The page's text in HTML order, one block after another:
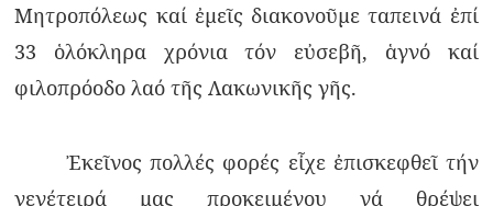
Μητροπόλεως καί ἐμεῖς διακονοῦμε ταπεινά ἐπί
33 ὁλόκληρα χρόνια τόν εὐσεβῆ, ἁγνό καί
φιλοπρόοδο λαό τῆς Λακωνικῆς γῆς.
Ἐκεῖνος πολλές φορές εἶχε ἐπισκεφθεῖ τήν
γενέτειρά μας προκειμένου νά θρέψει